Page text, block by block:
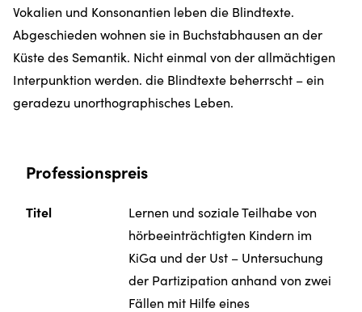
Vokalien und Konsonantien leben die Blindtexte.
Abgeschieden wohnen sie in Buchstabhausen an der
Küste des Semantik. Nicht einmal von der allmächtigen
Interpunktion werden. die Blindtexte beherrscht – ein
geradezu unorthographisches Leben.
Professionspreis
Titel
Lernen und soziale Teilhabe von
hörbeeinträchtigten Kindern im
KiGa und der Ust – Untersuchung
der Partizipation anhand von zwei
Fällen mit Hilfe eines